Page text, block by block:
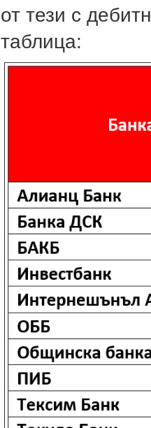
от тези с
таблица: